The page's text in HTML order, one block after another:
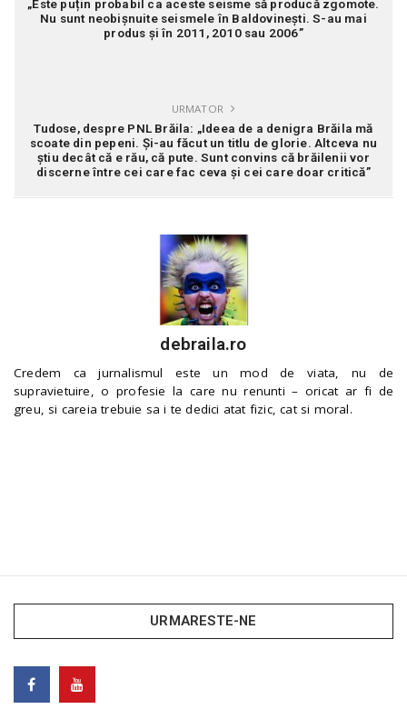
„Este puțin probabil ca aceste seisme să producă zgomote.
Nu sunt neobișnuite seismele în Baldovinești. S-au mai
produs și în 2011, 2010 sau 2006”
URMATOR
Tudose, despre PNL Brăila: „Ideea de a denigra Brăila mă
scoate din pepeni. Și-au făcut un titlu de glorie. Altceva nu
știu decât că e rău, că pute. Sunt convins că brăilenii vor
discerne între cei care fac ceva și cei care doar critică”
debraila.ro
Credem ca jurnalismul este un mod de viata, nu de
supravietuire, o profesie la care nu renunti – oricat ar fi de
greu, si careia trebuie sa i te dedici atat fizic, cat si moral.
URMARESTE-NE